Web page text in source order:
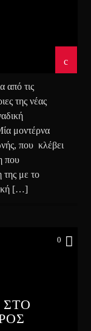
τις
της νέας
μοντέρνα
που κλέβει
που
της με το
[…]
0
ΣΤΟ